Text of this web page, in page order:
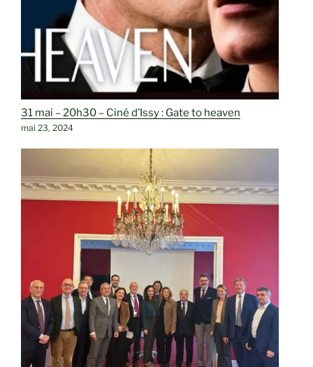
31 mai – 20h30 – Ciné d’Issy : Gate to heaven
mai 23, 2024